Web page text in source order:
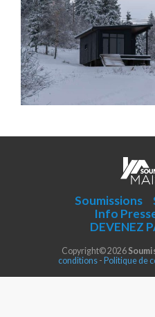
Soumissions
Info
DEVENEZ
Copyright© 2026
conditions - Politique de